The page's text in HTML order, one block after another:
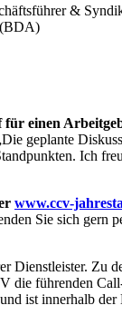
&
(BDA)
einen
geplante
Ich
www.ccv-
Sie sich gern
Zu
führenden
ist innerhalb